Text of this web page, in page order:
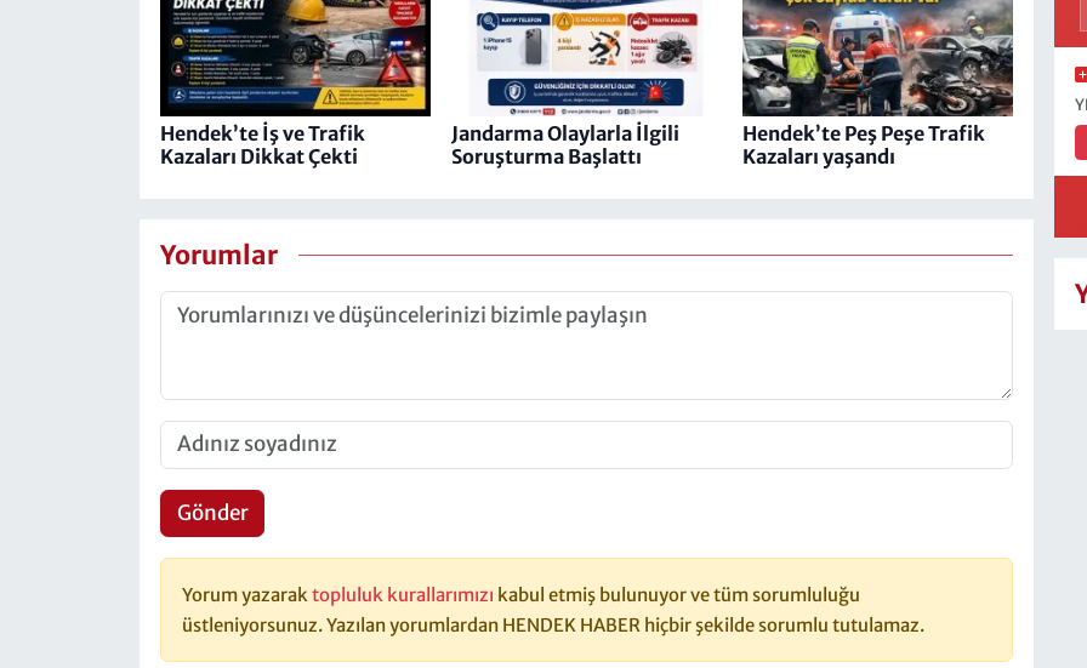
Hendek’te İş ve Trafik
Kazaları Dikkat Çekti
Jandarma Olaylarla İlgili
Soruşturma Başlattı
Hendek’te Peş Peşe Trafik
Kazaları yaşandı
Yorumlar
Gönder
Yorum yazaraktopluluk kurallarımızı kabul etmiş bulunuyor ve tüm sorumluluğu
üstleniyorsunuz. Yazılan yorumlardan HENDEK HABER hiçbir şekilde sorumlu tutulamaz.